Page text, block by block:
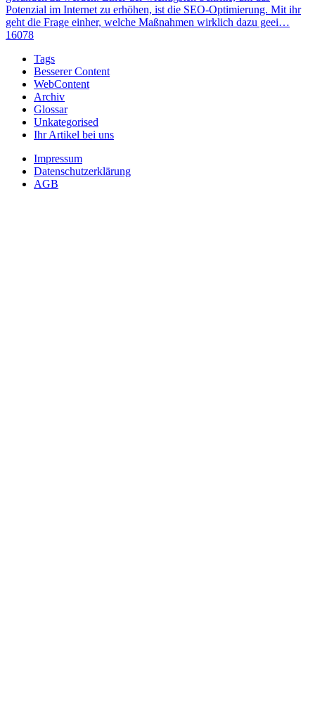
Potenzial im Internet zu erhöhen, ist die SEO-Optimierung. Mit ihr
geht die Frage einher, welche Maßnahmen wirklich dazu geei…
16078
Tags
Besserer Content
WebContent
Archiv
Glossar
Unkategorised
Ihr Artikel bei uns
Impressum
Datenschutzerklärung
AGB